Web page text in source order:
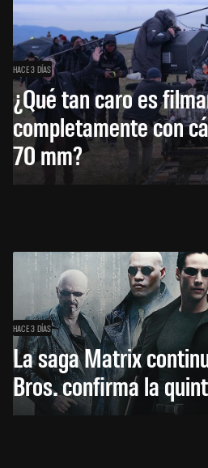
HACE 3 DÍAS
¿Qué tan caro es
completamente con
70 mm?
HACE 3 DÍAS
La saga Matrix
Bros. confirma la